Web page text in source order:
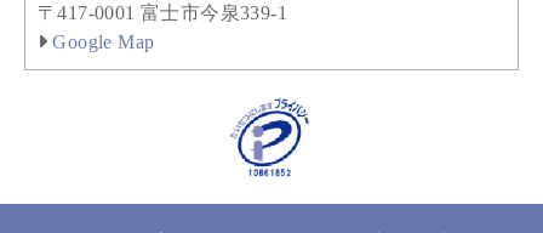
〒417-0001 富士市今泉339-1
Google Map